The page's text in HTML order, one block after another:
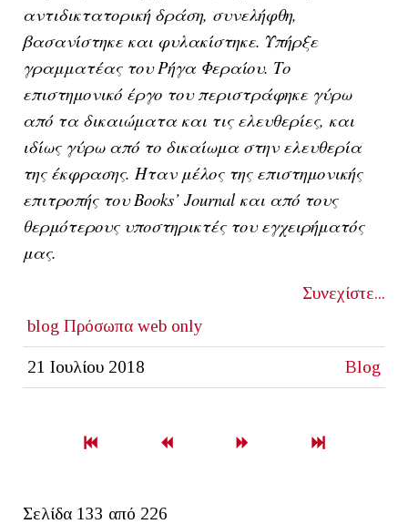
αντιδικτατορική δράση, συνελήφθη,
βασανίστηκε και φυλακίστηκε. Υπήρξε
γραμματέας του Ρήγα Φεραίου. Το
επιστημονικό έργο του περιστράφηκε γύρω
από τα δικαιώματα και τις ελευθερίες, και
ιδίως γύρω από το δικαίωμα στην ελευθερία
της έκφρασης. Ήταν μέλος της επιστημονικής
επιτροπής τουBooks’ Journal και από τους
θερμότερους υποστηρικτές του εγχειρήματός
μας.
Συνεχίστε...
blog Πρόσωπα web only
21 Ιουλίου 2018 Blog
Σελίδα 133 από 226